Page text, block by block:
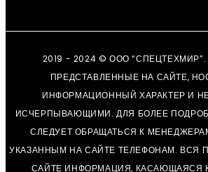
2019 - 2024 © ООО
ПРЕДСТАВЛЕННЫЕ НА САЙТЕ,
ИНФОРМАЦИОННЫЙ ХАРАКТЕР И
ИСЧЕРПЫВАЮЩИМИ. ДЛЯ БОЛЕЕ
СЛЕДУЕТ ОБРАЩАТЬСЯ К
УКАЗАННЫМ НА САЙТЕ ТЕЛЕФОНАМ. ВСЯ
САЙТЕ ИНФОРМАЦИЯ, КАСАЮЩАЯСЯ